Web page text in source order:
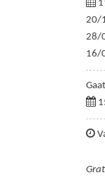
20/
28/
16/